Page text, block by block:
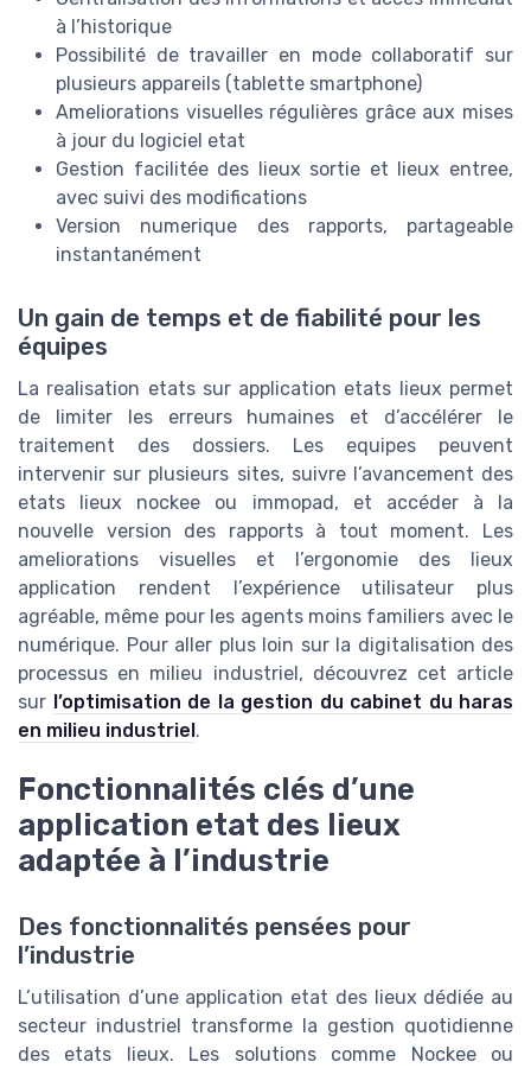
à l’historique
Possibilité de travailler en mode collaboratif sur
plusieurs appareils (tablette smartphone)
Ameliorations visuelles régulières grâce aux mises
à jour du logiciel etat
Gestion facilitée des lieux sortie et lieux entree,
avec suivi des modifications
Version numerique des rapports, partageable
instantanément
Un gain de temps et de fiabilité pour les
équipes
La realisation etats sur application etats lieux permet
de limiter les erreurs humaines et d’accélérer le
traitement des dossiers. Les equipes peuvent
intervenir sur plusieurs sites, suivre l’avancement des
etats lieux nockee ou immopad, et accéder à la
nouvelle version des rapports à tout moment. Les
ameliorations visuelles et l’ergonomie des lieux
application rendent l’expérience utilisateur plus
agréable, même pour les agents moins familiers avec le
numérique. Pour aller plus loin sur la digitalisation des
processus en milieu industriel, découvrez cet article
sur l’optimisation de la gestion du cabinet du haras
en milieu industriel.
Fonctionnalités clés d’une
application etat des lieux
adaptée à l’industrie
Des fonctionnalités pensées pour
l’industrie
L’utilisation d’une application etat des lieux dédiée au
secteur industriel transforme la gestion quotidienne
des etats lieux. Les solutions comme Nockee ou